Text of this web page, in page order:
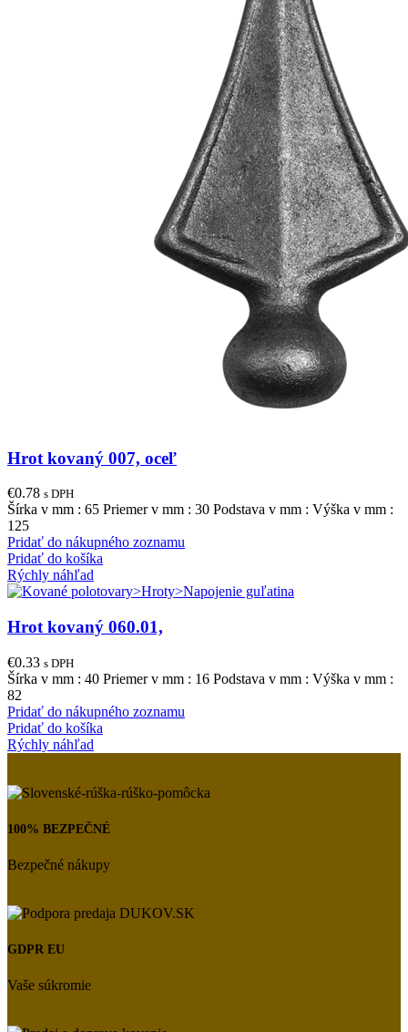
Hrot kovaný 007, oceľ
€0.78 s DPH
Šírka v mm : 65 Priemer v mm : 30 Podstava v mm : Výška v mm :
125
Pridať do nákupného zoznamu
Pridať do košíka
Rýchly náhľad
Hrot kovaný 060.01,
€0.33 s DPH
Šírka v mm : 40 Priemer v mm : 16 Podstava v mm : Výška v mm :
82
Pridať do nákupného zoznamu
Pridať do košíka
Rýchly náhľad
100% BEZPEČNÉ
Bezpečné nákupy
GDPR EU
Vaše súkromie